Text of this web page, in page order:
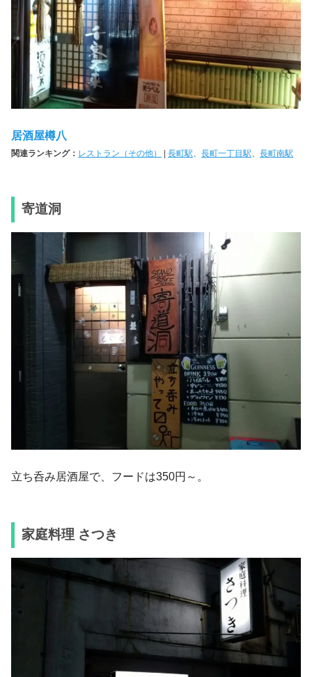
居酒屋樽八
関連ランキング： レストラン（その他） | 長町駅 長町一丁目駅 長町南駅
寄道洞
立ち呑み居酒屋で、フードは350円～。
家庭料理 さつき